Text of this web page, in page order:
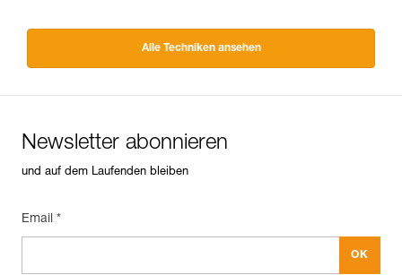
Alle Techniken ansehen
Newsletter abonnieren
und auf dem Laufenden bleiben
Email *